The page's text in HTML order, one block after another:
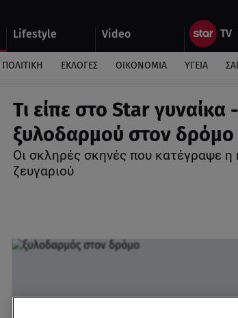
Lifestyle Video
ΠΟΛΙΤΙΚΗ ΕΚΛΟΓΕΣ ΟΙΚΟΝΟΜΙΑ ΥΓΕΙΑ
Τι είπε στο Star γυναίκα
ξυλοδαρμού στον δρόμο
Οι σκληρές σκηνές που κατέγραψε η
ζευγαριού